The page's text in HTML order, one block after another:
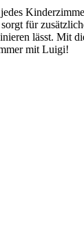
für
lässt. Mit
mit Luigi!